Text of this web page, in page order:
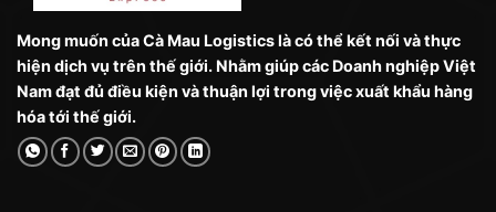
Mong muốn của Cà Mau Logistics là có thể kết nối và thực
hiện dịch vụ trên thế giới. Nhằm giúp các Doanh nghiệp Việt
Nam đạt đủ điều kiện và thuận lợi trong việc xuất khẩu hàng
hóa tới thế giới.